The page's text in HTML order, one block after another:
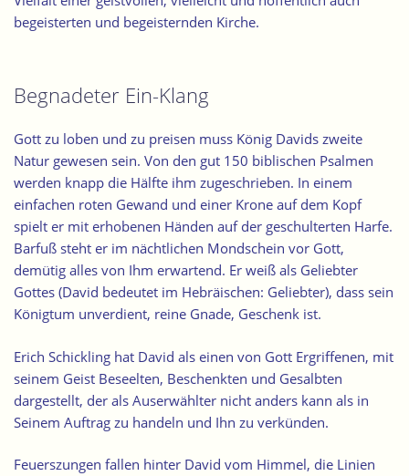
begeisterten und begeisternden Kirche.
Begnadeter Ein-Klang
Gott zu loben und zu preisen muss König Davids zweite
Natur gewesen sein. Von den gut 150 biblischen Psalmen
werden knapp die Hälfte ihm zugeschrieben. In einem
einfachen roten Gewand und einer Krone auf dem Kopf
spielt er mit erhobenen Händen auf der geschulterten Harfe.
Barfuß steht er im nächtlichen Mondschein vor Gott,
demütig alles von Ihm erwartend. Er weiß als Geliebter
Gottes (David bedeutet im Hebräischen: Geliebter), dass sein
Königtum unverdient, reine Gnade, Geschenk ist.
Erich Schickling hat David als einen von Gott Ergriffenen, mit
seinem Geist Beseelten, Beschenkten und Gesalbten
dargestellt, der als Auserwählter nicht anders kann als in
Seinem Auftrag zu handeln und Ihn zu verkünden.
Feuerszungen fallen hinter David vom Himmel, die Linien